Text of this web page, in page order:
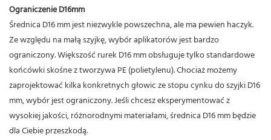
Ograniczenie D16mm
Średnica D16 mm jest niezwykle powszechna, ale ma pewien haczyk.
Ze względu na małą szyjkę, wybór aplikatorów jest bardzo
ograniczony. Większość rurek D16 mm obsługuje tylko standardowe
końcówki skośne z tworzywa PE (polietylenu). Chociaż możemy
zaprojektować kilka konkretnych głowic ze stopu cynku do szyjki D16
mm, wybór jest ograniczony. Jeśli chcesz eksperymentować z
wysokiej jakości, różnorodnymi materiałami, średnica D16 mm będzie
dla Ciebie przeszkodą.